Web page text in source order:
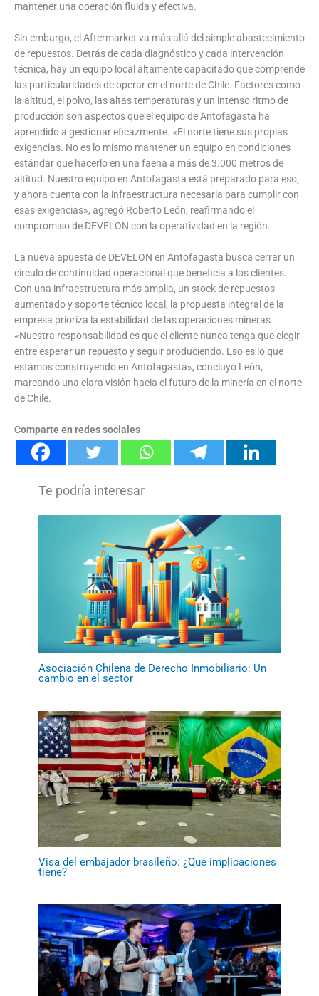
mantener una operación fluida y efectiva.
Sin embargo, el Aftermarket va más allá del simple abastecimiento
de repuestos. Detrás de cada diagnóstico y cada intervención
técnica, hay un equipo local altamente capacitado que comprende
las particularidades de operar en el norte de Chile. Factores como
la altitud, el polvo, las altas temperaturas y un intenso ritmo de
producción son aspectos que el equipo de Antofagasta ha
aprendido a gestionar eficazmente. «El norte tiene sus propias
exigencias. No es lo mismo mantener un equipo en condiciones
estándar que hacerlo en una faena a más de 3.000 metros de
altitud. Nuestro equipo en Antofagasta está preparado para eso,
y ahora cuenta con la infraestructura necesaria para cumplir con
esas exigencias», agregó Roberto León, reafirmando el
compromiso de DEVELON con la operatividad en la región.
La nueva apuesta de DEVELON en Antofagasta busca cerrar un
círculo de continuidad operacional que beneficia a los clientes.
Con una infraestructura más amplia, un stock de repuestos
aumentado y soporte técnico local, la propuesta integral de la
empresa prioriza la estabilidad de las operaciones mineras.
«Nuestra responsabilidad es que el cliente nunca tenga que elegir
entre esperar un repuesto y seguir produciendo. Eso es lo que
estamos construyendo en Antofagasta», concluyó León,
marcando una clara visión hacia el futuro de la minería en el norte
de Chile.
Comparte en redes sociales
Asociación Chilena de Derecho Inmobiliario: Un
cambio en el sector
Visa del embajador brasileño: ¿Qué implicaciones
tiene?